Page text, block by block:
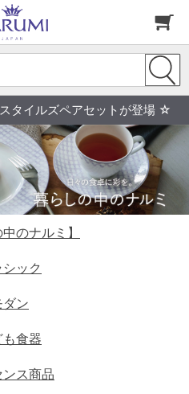
タイルズペアセットが登場 ☆
中のナルミ】
シック
ダン
食器
ス商品